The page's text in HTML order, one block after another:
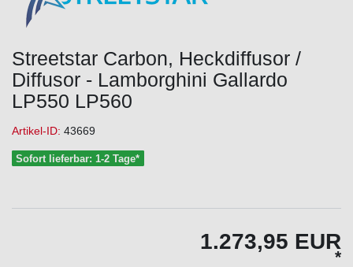
Streetstar Carbon, Heckdiffusor /
Diffusor - Lamborghini Gallardo
LP550 LP560
Artikel-ID: 43669
Sofort lieferbar: 1-2 Tage*
1.273,95 EUR
*